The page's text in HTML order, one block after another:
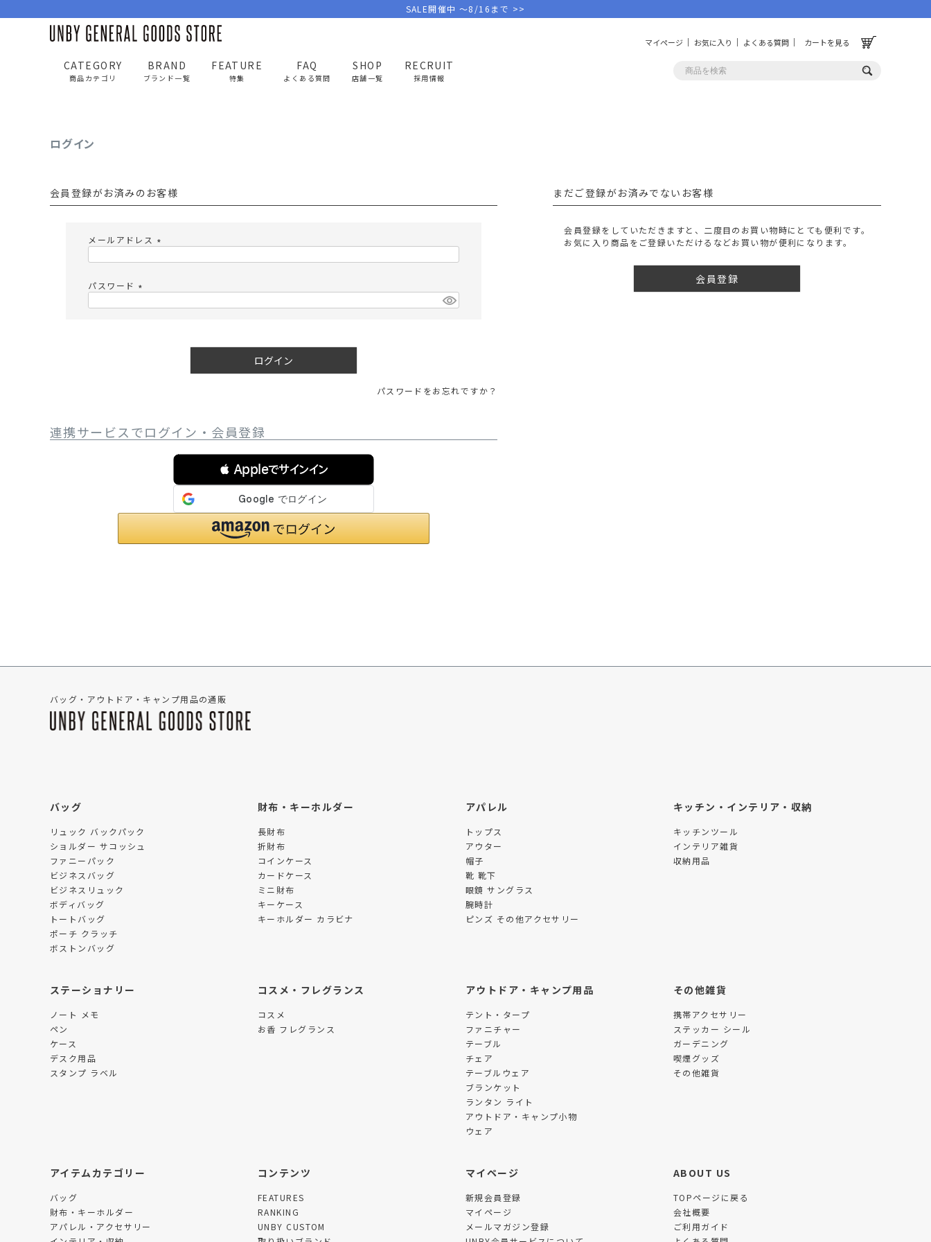
CATEGORY
商品カテゴリ
リュック/バックパック
ビジネスバッグ
トップス
時計
その他
テント/タープ
ランタン/ライト
キッチン
コンテナ/収納
その他
キャディバッグ
バッグ/ポーチ
財布
キーホルダー/カラビナ
インテリア
BRAND
ブランド一覧
AS2OV CABINZERO UNBY ORIGINAL
その他の取扱ブランド一覧はこちら
FEATURE
特集
FAQ
よくある質問
SHOP
店舗一覧
RECRUIT
採用情報
マイページ お気に入り よくある質問 カートを見る
SALE開催中 ～8/16まで >>
UNBY GENERAL GOODS STORE ログイン
ログイン
会員登録がお済みのお客様
メールアドレス
)
パスワード
ログイン
パスワードをお忘れですか？
連携サービスでログイン・会員登録
 Appleでサインイン
まだご登録がお済みでないお客様
会員登録をしていただきますと、二度目のお買い物時にとても便利です。
お気に入り商品をご登録いただけるなどお買い物が便利になります。
会員登録
バッグ・アウトドア・キャンプ用品の通販
バッグ
リュック バックパック
ショルダー サコッシュ
ファニーパック
ビジネスバッグ
ビジネスリュック
ボディバッグ
トートバッグ
ポーチ クラッチ
ボストンバッグ
財布・キーホルダー
長財布
折財布
コインケース
カードケース
ミニ財布
キーケース
キーホルダー カラビナ
アパレル
トップス
アウター
帽子
靴 靴下
眼鏡 サングラス
腕時計
ピンズ その他アクセサリー
キッチン・インテリア・収納
キッチンツール
インテリア雑貨
収納用品
ステーショナリー
ノート メモ
ペン
ケース
デスク用品
スタンプ ラベル
コスメ・フレグランス
コスメ
お香 フレグランス
アウトドア・キャンプ用品
テント・タープ
ファニチャー
テーブル
チェア
テーブルウェア
ブランケット
ランタン ライト
アウトドア・キャンプ小物
ウェア
その他雑貨
携帯アクセサリー
ステッカー シール
ガーデニング
喫煙グッズ
その他雑貨
アイテムカテゴリー
バッグ
財布・キーホルダー
アパレル・アクセサリー
コンテンツ
FEATURES
RANKING
UNBY CUSTOM
マイページ
新規会員登録
マイページ
メールマガジン登録
ABOUT US
TOPページに戻る
会社概要
ご利用ガイド